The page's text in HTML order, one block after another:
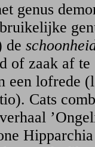
genus
de
of zaak af
lofrede
Cats